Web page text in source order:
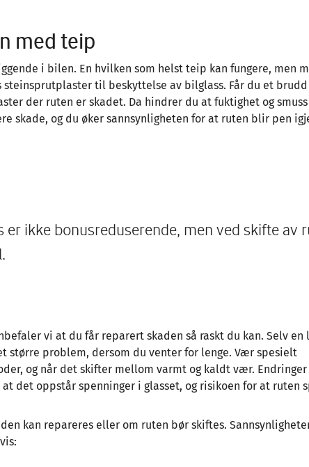
med teip
i bilen. En hvilken som helst teip kan fungere, men
til beskyttelse av bilglass. Får du et brudd
der ruten er skadet. Da hindrer du at fuktighet og
skade, og du øker sannsynligheten for at ruten blir pen
er ikke bonusreduserende, men ved skifte av
vi at du får reparert skaden så raskt du kan. Selv en
større problem, dersom du venter for lenge. Vær spesielt
og når det skifter mellom varmt og kaldt vær. Endringer
det oppstår spenninger i glasset, og risikoen for at ruten
kan repareres eller om ruten bør skiftes.